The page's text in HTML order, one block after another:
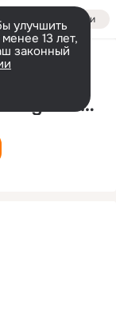
Войти
улучшить
13 лет,
законный
Mayfair String Orchestra